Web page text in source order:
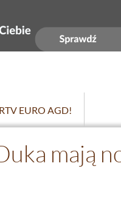
EURO AGD!
mają